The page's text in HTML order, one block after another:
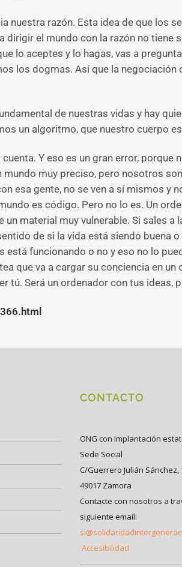
nuestra razón. Esta idea de que los
el mundo con la razón no tiene
lo aceptes y lo hagas, vas a
los dogmas. Así que la
de nuestras vidas y hay
un algoritmo, que nuestro cuerpo
Y eso es un gran error,
muy preciso, pero nosotros
esa gente, no se ven a sí mismos y
es código. Pero no lo es. Un
material muy vulnerable. Si sales a
de si la vida está siendo buena
funcionando o no y eso no lo
que va a cargar su conciencia en
tú. Será un ordenador con tus ideas,
CONTACTO
ONG con Implantación
Sede Social
C/Guerrero Julián Sánchez,
49017 Zamora
Contacte con nosotros a
siguiente email:
Accesibilidad